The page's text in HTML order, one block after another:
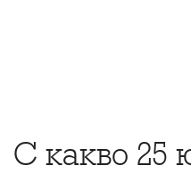
С какво 25